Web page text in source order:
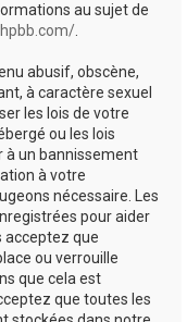
au sujet de
.
abusif, obscène,
à caractère sexuel
les lois de votre
ou les lois
à un bannissement
à votre
nécessaire. Les
pour aider
acceptez que
ou verrouille
que cela est
que toutes les